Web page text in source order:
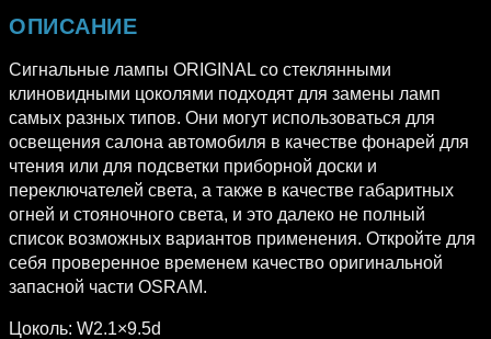
ОПИСАНИЕ
Сигнальные лампы ORIGINAL со стеклянными
клиновидными цоколями подходят для замены ламп
самых разных типов. Они могут использоваться для
освещения салона автомобиля в качестве фонарей для
чтения или для подсветки приборной доски и
переключателей света, а также в качестве габаритных
огней и стояночного света, и это далеко не полный
список возможных вариантов применения. Откройте для
себя проверенное временем качество оригинальной
запасной части OSRAM.
Цоколь: W2.1×9.5d